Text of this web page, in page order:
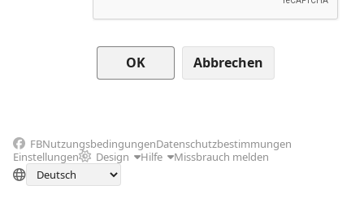
Abbrechen
FBNutzungsbedingungenDatenschutzbestimmungen
Einstellungen
Design Hilfe Missbrauch melden